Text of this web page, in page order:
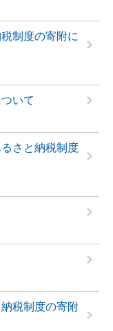
制度の寄附に
いて
さと納税制度
税制度の寄附